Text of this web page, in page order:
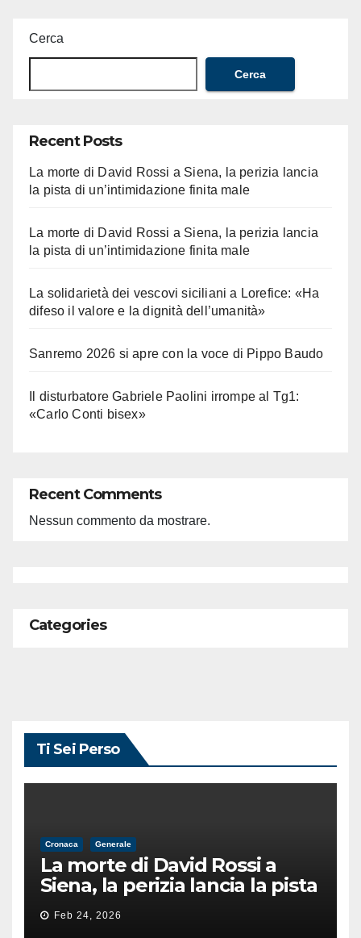
Cerca
Cerca
Recent Posts
La morte di David Rossi a Siena, la perizia lancia
la pista di un’intimidazione finita male
La morte di David Rossi a Siena, la perizia lancia
la pista di un’intimidazione finita male
La solidarietà dei vescovi siciliani a Lorefice: «Ha
difeso il valore e la dignità dell’umanità»
Sanremo 2026 si apre con la voce di Pippo Baudo
Il disturbatore Gabriele Paolini irrompe al Tg1:
«Carlo Conti bisex»
Recent Comments
Nessun commento da mostrare.
Categories
Ti Sei Perso
Cronaca Generale
La morte di David Rossi a
Siena, la perizia lancia la pista
di un’intimidazione finita
male
Feb 24, 2026